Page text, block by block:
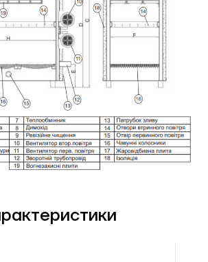
м
Гарно утеплений, 55
кВт